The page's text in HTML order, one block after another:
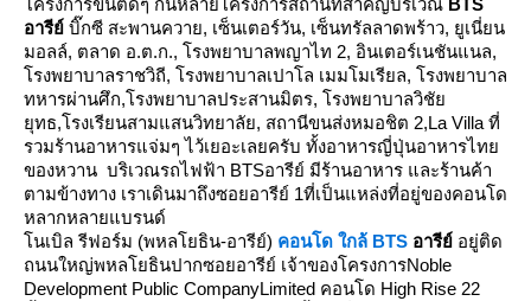
ครงการขึ้นติดๆ กันหลายโครงการสถานที่สำคัญบริเวณ BTS
อารีย์ บิ๊กซี สะพานควา, เซ็นเตอร์วัน, เซ็นทรัลลาดพร้าว, ูเนี่ยน
มอลล์, ตลาด อ.ต.ก., รงพยาบาลพญาไท 2, อินเตอร์เนชันแนล,
รงพยาบาลราชวิถี, รงพยาบาลเปาโล เมมโมเรียล, รงพยาบาล
ทหารผ่านศึก,รงพยาบาลประสานมิตร, รงพยาบาลวิชั
ุทธ,รงเรียนสามแสนวิทยาลั, สถานีขนส่งหมอชิต 2,La Villa ที่
รวมร้านอาหารแจ่มๆ ไว้เยอะเลยครับ ทั้งอาหารญี่ปุ่นอาหารไท
ของหวาน บริเวณรถไฟฟ้า BTSอารีย์ มีร้านอาหาร และร้านค้า
ตามข้างทาง เราเดินมาถึงซอยอารีย์ 1ที่เป็นแหล่งที่อยู่ของคอนโด
หลากหลายแบรนด์
นเบิล รีฟอร์ม (พหลโยธิน-อารีย์) คอนโด ใกล้ BTS อารีย์ อยู่ติด
ถนนใหญ่พหลโยธินปากซอยอารีย์ เจ้าของโครงการNoble
Development Public CompanyLimited คอนโด High Rise 22